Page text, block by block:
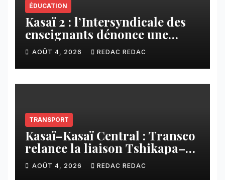
ÉDUCATION
Kasaï 2 : l’Intersyndicale des
enseignants dénonce une
contribution financière
imposée aux écoles de la
CNCA
AOÛT 4, 2026 REDAC REDAC
TRANSPORT
Kasaï–Kasaï Central : Transco
relance la liaison Tshikapa–
Tshiamu pour faciliter les
échanges
AOÛT 4, 2026 REDAC REDAC